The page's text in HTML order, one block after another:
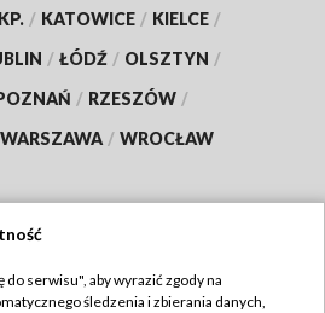
/ KATOWICE / KIELCE /
/ ŁÓDŹ / OLSZTYN /
/ RZESZÓW /
WARSZAWA / WROCŁAW
TVP
serwisu", aby wyrazić zgody na
śledzenia i zbierania danych,